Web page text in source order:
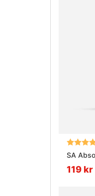
Betyg:
SA
119 kr